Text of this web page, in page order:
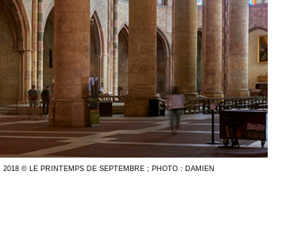
© LE PRINTEMPS DE SEPTEMBRE ; PHOTO : DAMIEN